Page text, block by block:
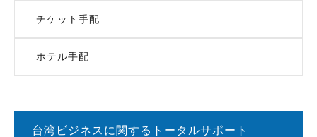
チケット手配
ホテル手配
台湾ビジネスに関するトータルサポート